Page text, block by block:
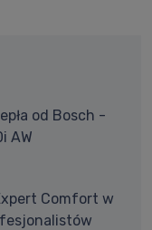
od Bosch -
AW
Comfort w